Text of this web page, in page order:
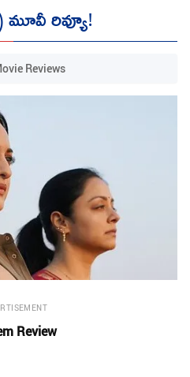
రివ్యూ!
Reviews
Review